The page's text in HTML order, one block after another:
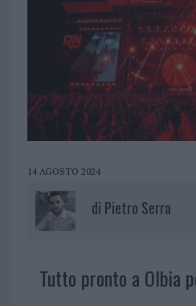
14 AGOSTO 2024
di Pietro Serra
Tutto pronto a Olbia